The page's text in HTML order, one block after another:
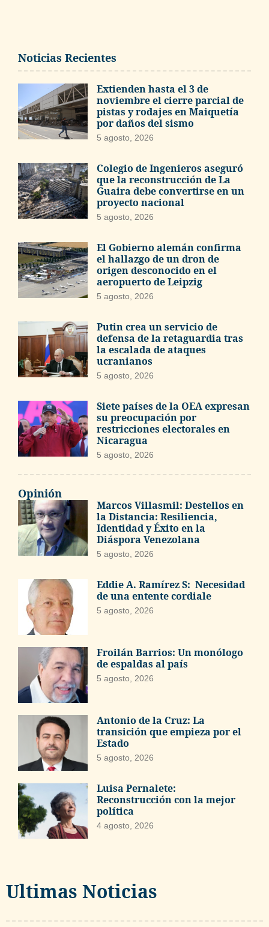
Noticias Recientes
Extienden hasta el 3 de
noviembre el cierre parcial de
pistas y rodajes en Maiquetía
por daños del sismo
5 agosto, 2026
Colegio de Ingenieros aseguró
que la reconstrucción de La
Guaira debe convertirse en un
proyecto nacional
5 agosto, 2026
El Gobierno alemán confirma
el hallazgo de un dron de
origen desconocido en el
aeropuerto de Leipzig
5 agosto, 2026
Putin crea un servicio de
defensa de la retaguardia tras
la escalada de ataques
ucranianos
5 agosto, 2026
Siete países de la OEA expresan
su preocupación por
restricciones electorales en
Nicaragua
5 agosto, 2026
Opinión
Marcos Villasmil: Destellos en
la Distancia: Resiliencia,
Identidad y Éxito en la
Diáspora Venezolana
5 agosto, 2026
Eddie A. Ramírez S: Necesidad
de una entente cordiale
5 agosto, 2026
Froilán Barrios: Un monólogo
de espaldas al país
5 agosto, 2026
Antonio de la Cruz: La
transición que empieza por el
Estado
5 agosto, 2026
Luisa Pernalete:
Reconstrucción con la mejor
política
4 agosto, 2026
Ultimas Noticias